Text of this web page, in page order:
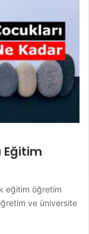
Eğitim
eğitim öğretim
ve üniversite